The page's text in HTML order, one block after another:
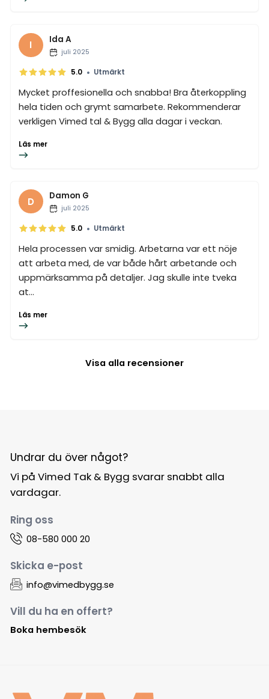
I Ida A
juli 2025
5.0 • Utmärkt
Mycket proffesionella och snabba! Bra återkoppling
hela tiden och grymt samarbete. Rekommenderar
verkligen Vimed tal & Bygg alla dagar i veckan.
Läs mer
D Damon G
juli 2025
5.0 • Utmärkt
Hela processen var smidig. Arbetarna var ett nöje
att arbeta med, de var både hårt arbetande och
uppmärksamma på detaljer. Jag skulle inte tveka
at...
Läs mer
Visa alla recensioner
Undrar du över något?
Vi på Vimed Tak & Bygg svarar snabbt alla
vardagar.
Ring oss
08-580 000 20
Skicka e-post
info@vimedbygg.se
Vill du ha en offert?
Boka hembesök